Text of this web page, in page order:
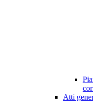
Atti